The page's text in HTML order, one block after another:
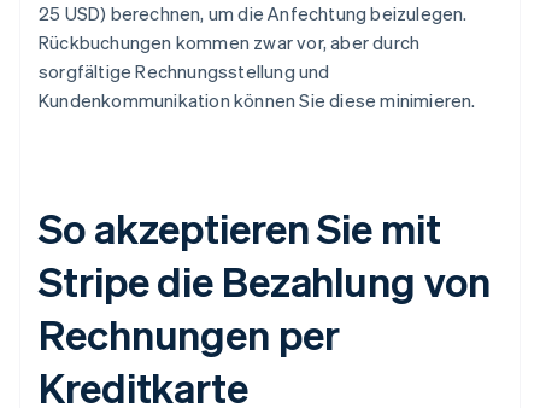
25 USD) berechnen, um die Anfechtung beizulegen.
Rückbuchungen kommen zwar vor, aber durch
sorgfältige Rechnungsstellung und
Kundenkommunikation können Sie diese minimieren.
So akzeptieren Sie mit
Stripe die Bezahlung von
Rechnungen per
Kreditkarte